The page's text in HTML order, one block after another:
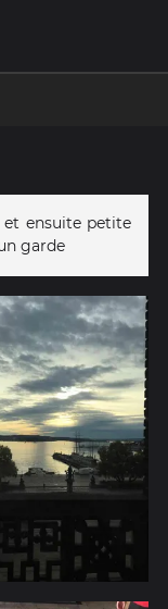
ensuite petite
garde